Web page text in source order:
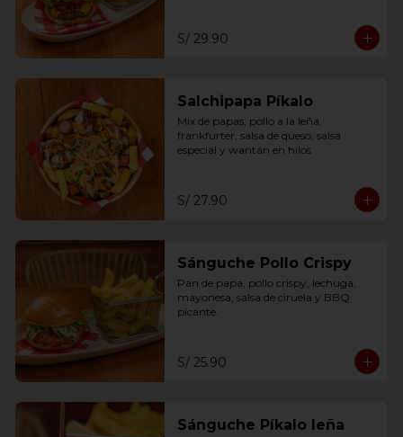
S/ 29.90
Salchipapa Píkalo
Mix de papas, pollo a la leña,
frankfurter, salsa de queso, salsa
especial y wantán en hilos
S/ 27.90
Sánguche Pollo Crispy
Pan de papa, pollo crispy, lechuga,
mayonesa, salsa de ciruela y BBQ
picante.
S/ 25.90
Sánguche Píkalo leña